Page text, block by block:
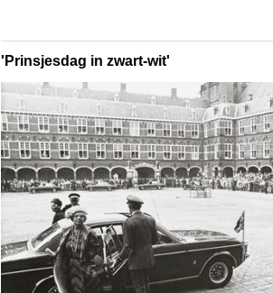
'Prinsjesdag in zwart-wit'